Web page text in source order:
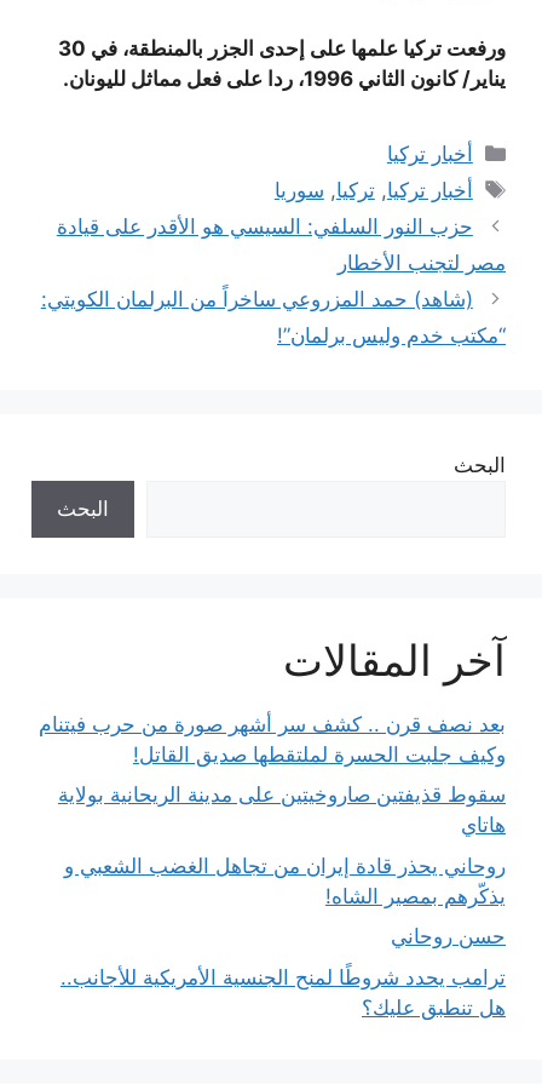
ورفعت تركيا علمها على إحدى الجزر بالمنطقة، في 30
يناير/ كانون الثاني 1996، ردا على فعل مماثل لليونان.
التصنيفات
أخبار تركيا
الوسوم
أخبار تركيا,تركيا, سوريا
حزب النور السلفي: السيسي هو الأقدر على قيادة
مصر لتجنب الأخطار
(شاهد) حمد المزروعي ساخراً من البرلمان الكويتي:
“مكتب خدم وليس برلمان”!
البحث
البحث
آخر المقالات
بعد نصف قرن .. كشف سر أشهر صورة من حرب فيتنام
وكيف جلبت الحسرة لملتقطها صديق القاتل!
سقوط قذيفتين صاروخيتين على مدينة الريحانية بولاية
هاتاي
روحاني يحذر قادة إيران من تجاهل الغضب الشعبي و
يذكّرهم بمصير الشاه!
حسن روحاني
ترامب يحدد شروطًا لمنح الجنسية الأمريكية للأجانب..
هل تنطبق عليك؟